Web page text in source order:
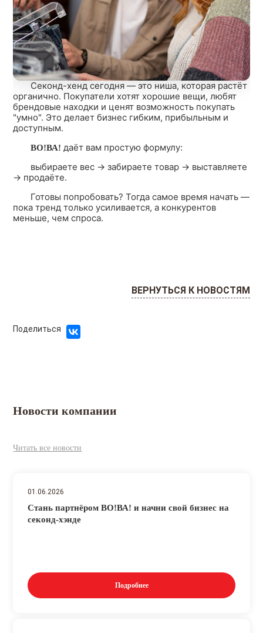
Секонд-хенд сегодня — это ниша, которая растёт
органично. Покупатели хотят хорошие вещи, любят
брендовые находки и ценят возможность покупать
"умно". Это делает бизнес гибким, прибыльным и
доступным.
ВО!ВА! даёт вам простую формулу:
выбираете вес → забираете товар → выставляете
→ продаёте.
Готовы попробовать? Тогда самое время начать —
пока тренд только усиливается, а конкурентов
меньше, чем спроса.
ВЕРНУТЬСЯ К НОВОСТЯМ
Поделиться
Новости компании
Читать все новости
01.06.2026
Стань партнёром ВО!ВА! и начни свой бизнес на
секонд-хэнде
Подробнее